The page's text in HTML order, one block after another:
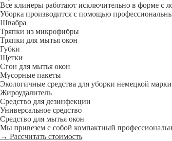
Все клинеры работают исключительно в форме с
Уборка производится с помощью
Швабра
Тряпки из микрофибры
Тряпки для мытья окон
Губки
Щетки
Сгон для мытья окон
Мусорные пакеты
Экологичные средства для уборки немецкой
Жироудалитель
Средство для дезинфекции
Универсальное средство
Средство для мытья окон
Мы привезем с собой компактный
→ Рассчитать стоимость